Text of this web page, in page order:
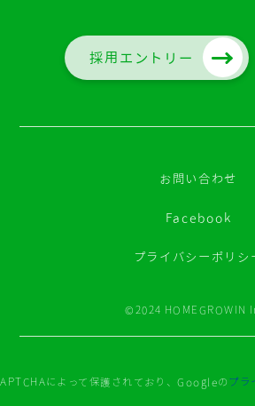
採用エントリー
お問い合わせ
Facebook
プライバシーポリシ
©2024 HOMEGROWIN
によって保護されており、Googleの プラ